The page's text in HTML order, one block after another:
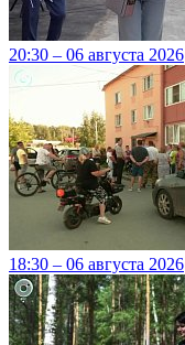
20:30 – 06 августа 2026
18:30 – 06 августа 2026